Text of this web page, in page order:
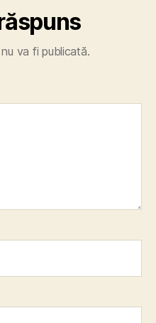
va fi publicată.